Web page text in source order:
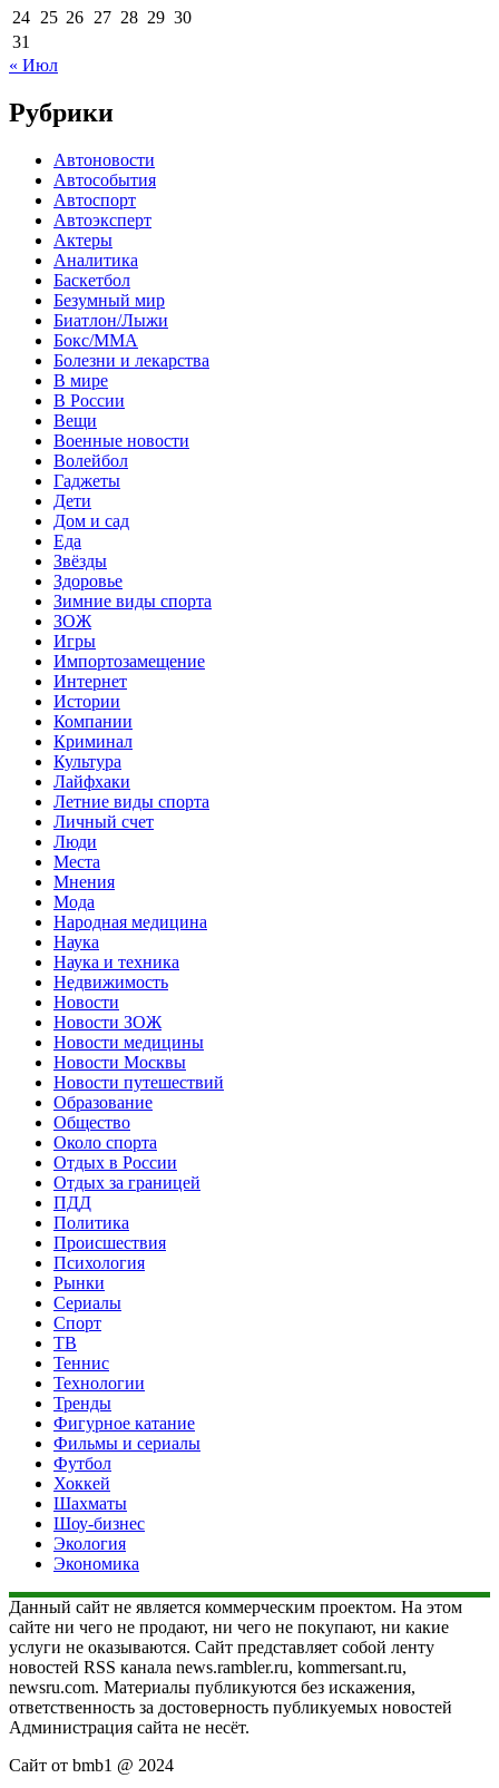
24 25 26 27 28 29 30
31
« Июл
Рубрики
Автоновости
Автособытия
Автоспорт
Автоэксперт
Актеры
Аналитика
Баскетбол
Безумный мир
Биатлон/Лыжи
Бокс/MMA
Болезни и лекарства
В мире
В России
Вещи
Военные новости
Волейбол
Гаджеты
Дети
Дом и сад
Еда
Звёзды
Здоровье
Зимние виды спорта
ЗОЖ
Игры
Импортозамещение
Интернет
Истории
Компании
Криминал
Культура
Лайфхаки
Летние виды спорта
Личный счет
Люди
Места
Мнения
Мода
Народная медицина
Наука
Наука и техника
Недвижимость
Новости
Новости ЗОЖ
Новости медицины
Новости Москвы
Новости путешествий
Образование
Общество
Около спорта
Отдых в России
Отдых за границей
ПДД
Политика
Происшествия
Психология
Рынки
Сериалы
Спорт
ТВ
Теннис
Технологии
Тренды
Фигурное катание
Фильмы и сериалы
Футбол
Хоккей
Шахматы
Шоу-бизнес
Экология
Экономика
Данный сайт не является коммерческим проектом. На этом
сайте ни чего не продают, ни чего не покупают, ни какие
услуги не оказываются. Сайт представляет собой ленту
новостей RSS канала news.rambler.ru, kommersant.ru,
newsru.com. Материалы публикуются без искажения,
ответственность за достоверность публикуемых новостей
Администрация сайта не несёт.
Сайт от bmb1 @ 2024